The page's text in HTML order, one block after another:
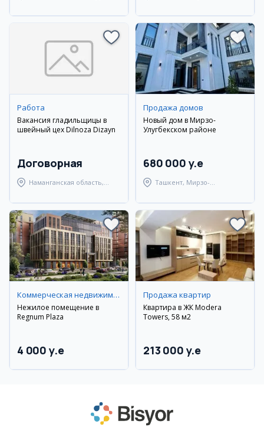
Работа
Вакансия гладильщицы в
швейный цех Dilnoza Dizayn
Договорная
Наманганская область,
Продажа домов
Новый дом в Мирзо-
Улугбекском районе
680 000 y.e
Ташкент, Мирзо-
Коммерческая недвижимость
Нежилое помещение в
Regnum Plaza
4 000 y.e
Продажа квартир
Квартира в ЖК Modera
Towers, 58 м2
213 000 y.e